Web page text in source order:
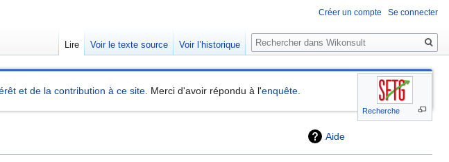
Recherche
et de la contribution à ce site . Merci d'avoir répondu à l'enquête
Aide
Créer un compte Se connecter
Lire Voir le texte source Voir l’historique
Rechercher